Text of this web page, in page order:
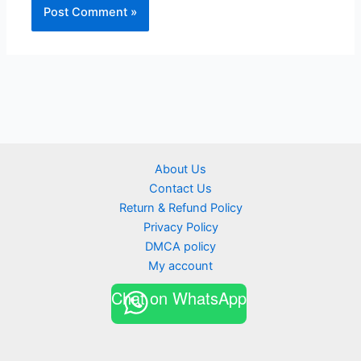
About Us
Contact Us
Return & Refund Policy
Privacy Policy
DMCA policy
My account
Chat on WhatsApp